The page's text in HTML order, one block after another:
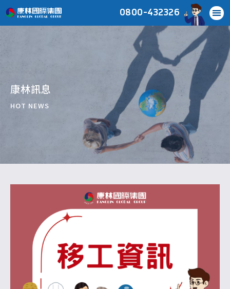
0800-432326
康林訊息
HOT NEWS